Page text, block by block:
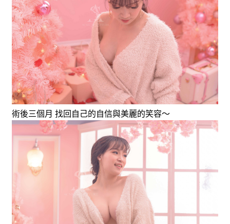
術後三個月 找回自己的自信與美麗的笑容～